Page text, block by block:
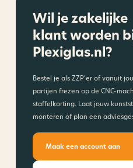
Wil je zakelijke
klant worden
Plexiglas.nl?
Bestel je als ZZP’er of vanuit
partijen frezen op de CNC-
staffelkorting. Laat jouw
monteren of plan een
Maak een account aan